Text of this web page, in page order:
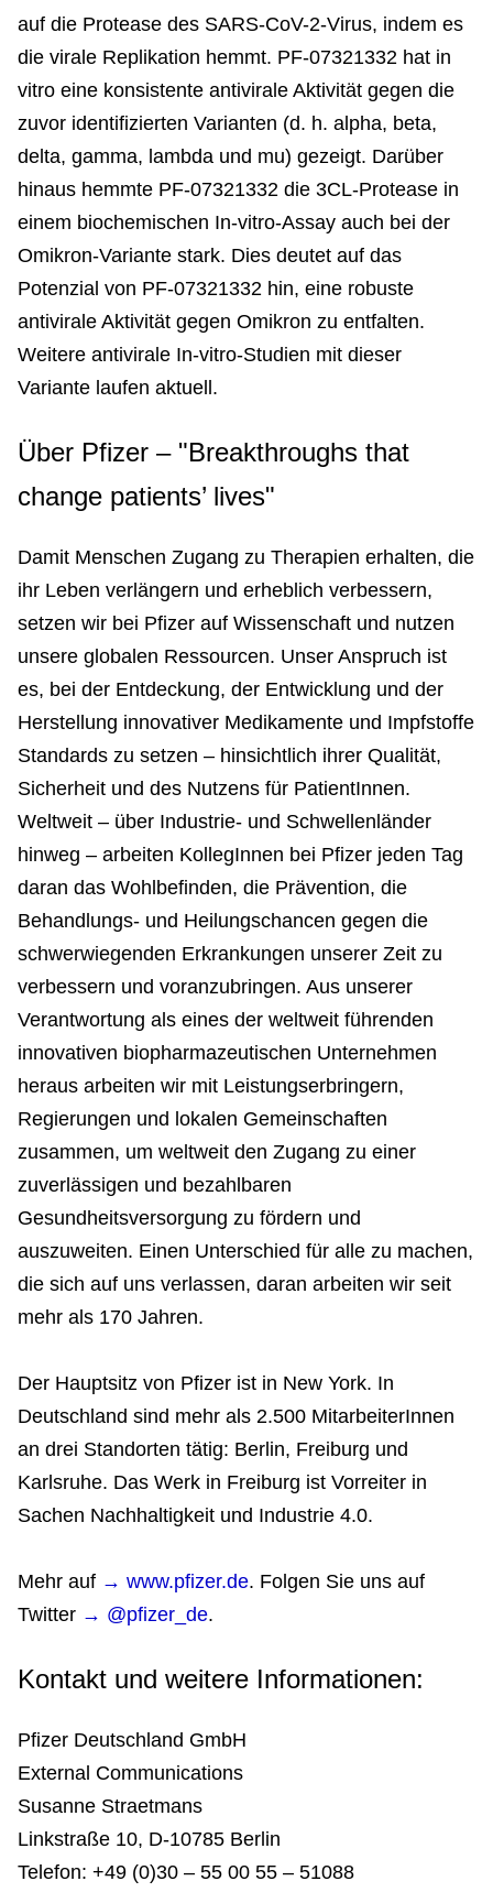
auf die Protease des SARS-CoV-2-Virus, indem es
die virale Replikation hemmt. PF-07321332 hat in
vitro eine konsistente antivirale Aktivität gegen die
zuvor identifizierten Varianten (d. h. alpha, beta,
delta, gamma, lambda und mu) gezeigt. Darüber
hinaus hemmte PF-07321332 die 3CL-Protease in
einem biochemischen In-vitro-Assay auch bei der
Omikron-Variante stark. Dies deutet auf das
Potenzial von PF-07321332 hin, eine robuste
antivirale Aktivität gegen Omikron zu entfalten.
Weitere antivirale In-vitro-Studien mit dieser
Variante laufen aktuell.
Über Pfizer – "Breakthroughs that
change patients’ lives"
Damit Menschen Zugang zu Therapien erhalten, die
ihr Leben verlängern und erheblich verbessern,
setzen wir bei Pfizer auf Wissenschaft und nutzen
unsere globalen Ressourcen. Unser Anspruch ist
es, bei der Entdeckung, der Entwicklung und der
Herstellung innovativer Medikamente und Impfstoffe
Standards zu setzen – hinsichtlich ihrer Qualität,
Sicherheit und des Nutzens für PatientInnen.
Weltweit – über Industrie- und Schwellenländer
hinweg – arbeiten KollegInnen bei Pfizer jeden Tag
daran das Wohlbefinden, die Prävention, die
Behandlungs- und Heilungschancen gegen die
schwerwiegenden Erkrankungen unserer Zeit zu
verbessern und voranzubringen. Aus unserer
Verantwortung als eines der weltweit führenden
innovativen biopharmazeutischen Unternehmen
heraus arbeiten wir mit Leistungserbringern,
Regierungen und lokalen Gemeinschaften
zusammen, um weltweit den Zugang zu einer
zuverlässigen und bezahlbaren
Gesundheitsversorgung zu fördern und
auszuweiten. Einen Unterschied für alle zu machen,
die sich auf uns verlassen, daran arbeiten wir seit
mehr als 170 Jahren.
Der Hauptsitz von Pfizer ist in New York. In
Deutschland sind mehr als 2.500 MitarbeiterInnen
an drei Standorten tätig: Berlin, Freiburg und
Karlsruhe. Das Werk in Freiburg ist Vorreiter in
Sachen Nachhaltigkeit und Industrie 4.0.
Mehr auf → www.pfizer.de. Folgen Sie uns auf
Twitter → @pfizer_de.
Kontakt und weitere Informationen:
Pfizer Deutschland GmbH
External Communications
Susanne Straetmans
Linkstraße 10, D-10785 Berlin
Telefon: +49 (0)30 – 55 00 55 – 51088